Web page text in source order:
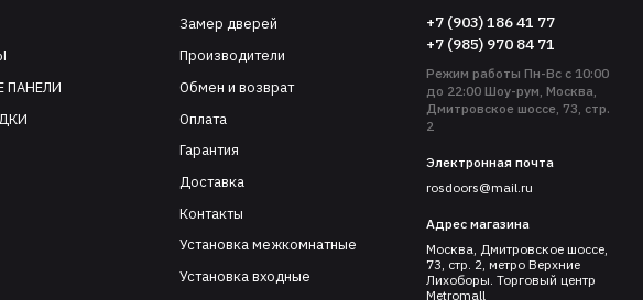
ПАНЕЛИ
Замер дверей
Производители
Обмен и возврат
Оплата
Гарантия
Доставка
Контакты
Установка межкомнатные
Установка входные
+7 (903) 186 41 77
+7 (985) 970 84 71
Режим работы Пн-Вс с 10:00
до 22:00 Шоу-рум, Москва,
Дмитровское шоссе, 73, стр.
2
Электронная почта
rosdoors@mail.ru
Адрес магазина
Москва, Дмитровское шоссе,
73, стр. 2, метро Верхние
Лихоборы. Торговый центр
Metromall